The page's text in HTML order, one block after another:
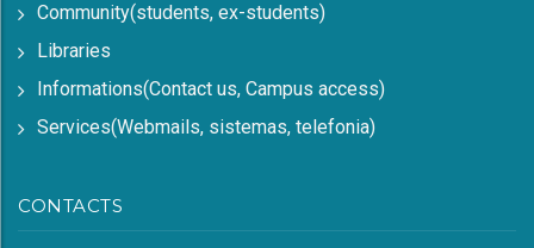
Community(students, ex-students)
Libraries
Informations(Contact us, Campus access)
Services(Webmails, sistemas, telefonia)
CONTACTS